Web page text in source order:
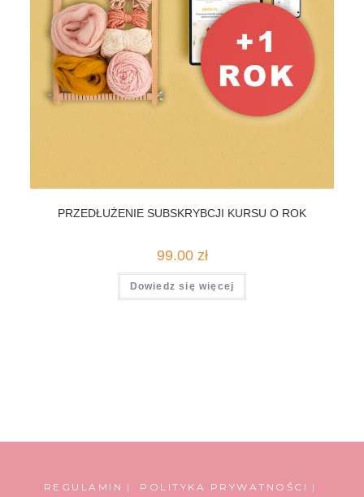
PRZEDŁUŻENIE SUBSKRYBCJI KURSU O ROK
99.00 zł
Dowiedz się więcej
REGULAMIN POLITYKA PRYWATNOŚCI